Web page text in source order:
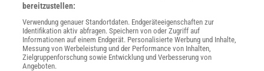
Sie können unsere Newsletter jederzeit wieder abbestellen. Infos zu unserem Umgang
mit Ihren personenbezogenen Daten finden Sie in unserer Datenschutzerklärung.
bereitzustellen:
Verwendung genauer Standortdaten. Endgeräteeigenschaften zur
Identifikation aktiv abfragen. Speichern von oder Zugriff auf
Informationen auf einem Endgerät. Personalisierte Werbung und Inhalte,
Messung von Werbeleistung und der Performance von Inhalten,
Zielgruppenforschung sowie Entwicklung und Verbesserung von
Angeboten.